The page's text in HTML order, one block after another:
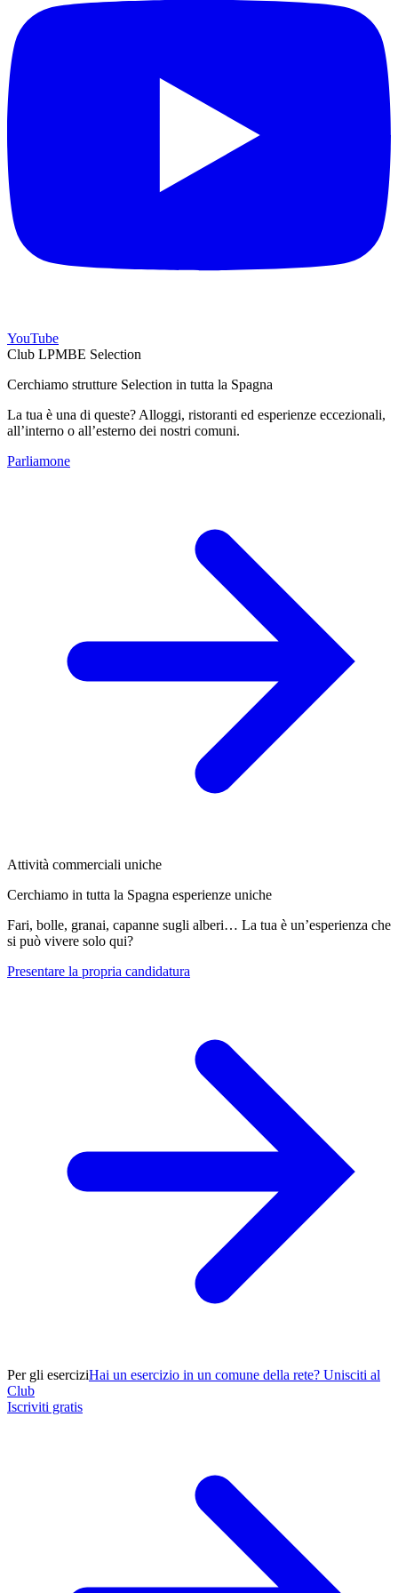
YouTube
Club LPMBE Selection
Cerchiamo strutture Selection in tutta la Spagna
La tua è una di queste? Alloggi, ristoranti ed esperienze eccezionali,
all’interno o all’esterno dei nostri comuni.
Parliamone
Attività commerciali uniche
Cerchiamo in tutta la Spagna esperienze uniche
Fari, bolle, granai, capanne sugli alberi… La tua è un’esperienza che
si può vivere solo qui?
Presentare la propria candidatura
Per gli eserciziHai un esercizio in un comune della rete? Unisciti al
Club
Iscriviti gratis